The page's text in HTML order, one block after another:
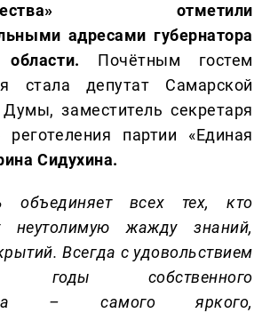
отметили
адресами губернатора
Почётным гостем
стала депутат Самарской
Думы, заместитель секретаря
реготеления партии «Единая
Сидухина.
объединяет всех тех, кто
неутолимую жажду знаний,
Всегда с удовольствием
годы собственного
– самого яркого,